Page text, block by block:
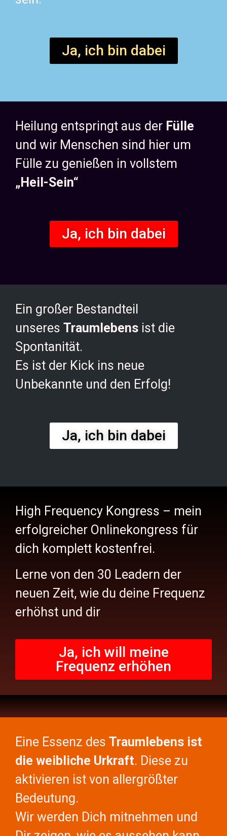
Ja, ich bin dabei
Heilung entspringt aus der Fülle
und wir Menschen sind hier um
Fülle zu genießen in vollstem
„Heil-Sein“
Ja, ich bin dabei
Ein großer Bestandteil
unseres Traumlebens ist die
Spontanität.
Es ist der Kick ins neue
Unbekannte und den Erfolg!
Ja, ich bin dabei
High Frequency Kongress – mein
erfolgreicher Onlinekongress für
dich komplett kostenfrei.
Lerne von den 30 Leadern der
neuen Zeit, wie du deine Frequenz
erhöhst und dir
Ja, ich will meine
Frequenz erhöhen
Eine Essenz des Traumlebens ist
die weibliche Urkraft. Diese zu
aktivieren ist von allergrößter
Bedeutung.
Wir werden Dich mitnehmen und